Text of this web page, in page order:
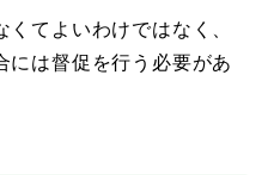
てよいわけではなく、
には督促を行う必要があ